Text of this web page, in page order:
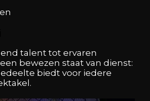
talent tot ervaren
bewezen staat van dienst:
biedt voor iedere